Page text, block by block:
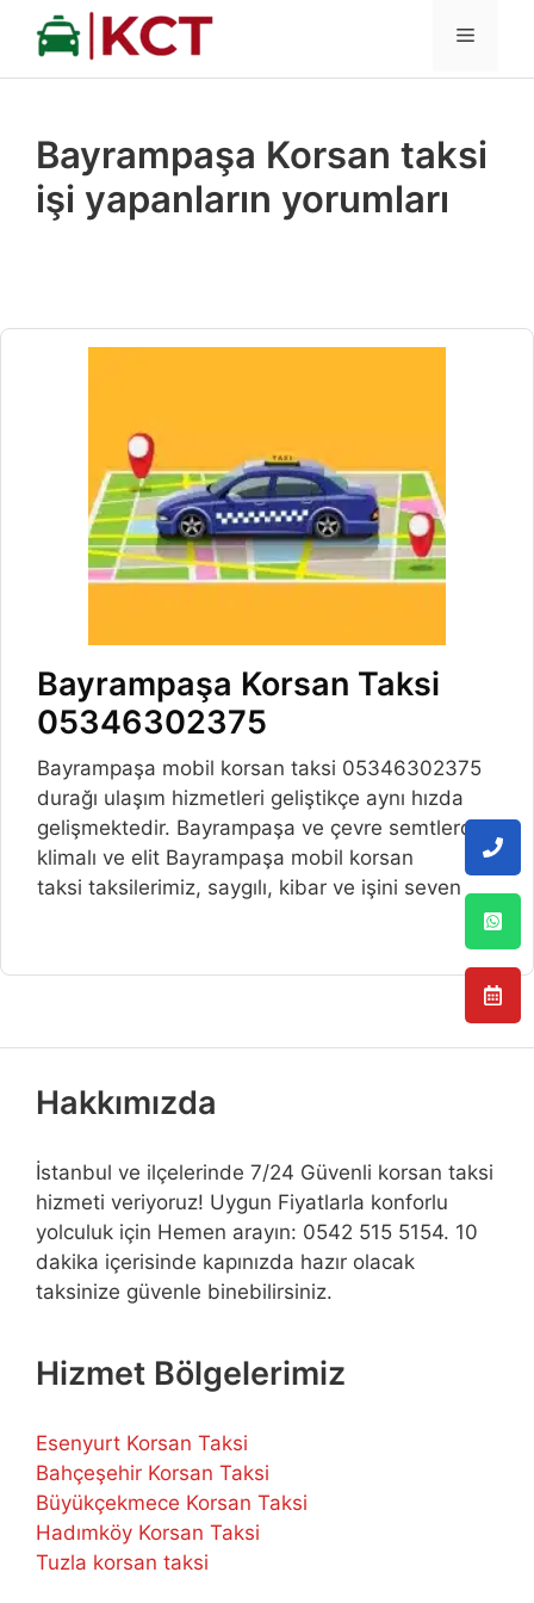
İçeriğe
MENÜ
Bayrampaşa Korsan taksi
işi yapanların yorumları
Bayrampaşa Korsan Taksi
05346302375
Bayrampaşa mobil korsan taksi 05346302375
durağı ulaşım hizmetleri geliştikçe aynı hızda
gelişmektedir. Bayrampaşa ve çevre semtlerde,
klimalı ve elit Bayrampaşa mobil korsan
taksi taksilerimiz, saygılı, kibar ve işini seven
Hakkımızda
İstanbul ve ilçelerinde 7/24 Güvenli korsan taksi
hizmeti veriyoruz! Uygun Fiyatlarla konforlu
yolculuk için Hemen arayın: 0542 515 5154. 10
dakika içerisinde kapınızda hazır olacak
taksinize güvenle binebilirsiniz.
Hizmet Bölgelerimiz
Esenyurt Korsan Taksi
Bahçeşehir Korsan Taksi
Büyükçekmece Korsan Taksi
Hadımköy Korsan Taksi
Tuzla korsan taksi